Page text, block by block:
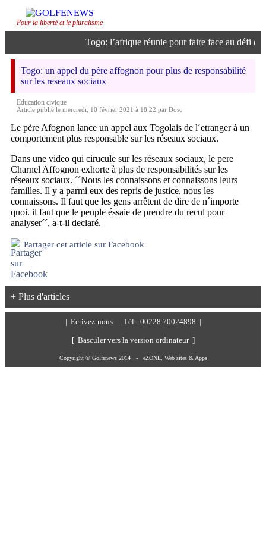
Pour la liberté et le pluralisme
Togo: l’afrique réunie pour faire face au défi
Togo: un appel du père affognon pour plus de responsabilité
sur les reseaux sociaux
Education civique
Article publié le mercredi, 10 février 2021 à 18:22 par Doso
Le père Afognon lance un appel aux Togolais de l´etranger à un
comportement plus responsable sur les réseaux sociaux.
Dans une video qui cirucule sur les réseaux sociaux, le pere
Charnel Affognon exhorte à plus de responsabilités sur les
réseaux sociaux. ´´Nous les connaissons et connaissons leurs
familles. Il y a parmi eux des repris de justice, nous les
connaissons. Il faut que les gens arrêtent de dire de n´importe
quoi. il faut que le peuple éssaie de prendre du recul pour
analyser´´, a-t-il declaré.
Partager cet article sur Facebook
+ Plus d'articles
Ecrivez-nous | Tél.: 00228 70024898 |
[ Basculer vers la version ordinateur ]
Copyright © Golfenews 2014 - eZONE, Web sites & Apps